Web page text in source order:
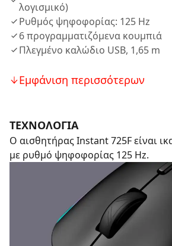
λογισμικό)
Ρυθμός ψηφοφορίας: 125 Hz
6 προγραμματιζόμενα κουμπιά
Πλεγμένο καλώδιο USB, 1,65 m
Εμφάνιση περισσότερων
ΤΕΧΝΟΛΟΓΙΑ
Ο αισθητήρας Instant 725F είναι
με ρυθμό ψηφοφορίας 125 Hz.